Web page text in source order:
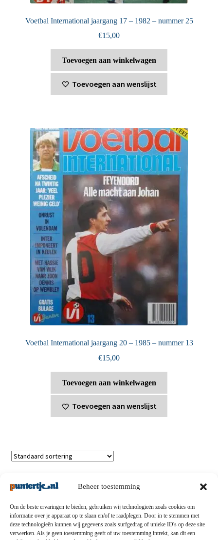
Beheer toestemming
Om de beste ervaringen te bieden, gebruiken wij technologieën zoals cookies om
informatie over je apparaat op te slaan en/of te raadplegen. Door in te stemmen met
deze technologieën kunnen wij gegevens zoals surfgedrag of unieke ID's op deze site
verwerken. Als je geen toestemming geeft of uw toestemming intrekt, kan dit een
Voetbal International jaargang 17 – 1982 – nummer 25
€15,00
Toevoegen aan winkelwagen
Toevoegen aan wenslijst
Voetbal International jaargang 20 – 1985 – nummer 13
€15,00
Toevoegen aan winkelwagen
Toevoegen aan wenslijst
Privacybeleid-Verzending en retouren-Algemene